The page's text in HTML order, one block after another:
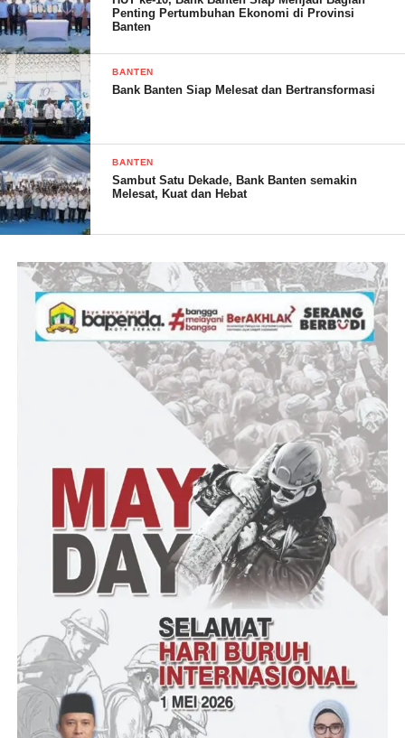
memproses dan menangkap para pelaku tersebut,agar saya
mendapatkan keadilan yang seadil-adilnya agar para pelaku di
proses sesuai ketentuan Hukum dan saya mohon agar pelaku
dihukum dengan seberat-beratnya.
Dalam hal ini Kuasa Hukum Fandi Achmad Advokat Ujang
Kosasih S.H & Partner telah diketahui rekam jejaknya telah
dikenal banyak orang membela wartawan yang teraniaya yang
dilakukan oleh oknum yang tidak bertanggung jawab dan
dirinya merasa geram dengan kejadian tersebut ” Miris hati saya
melihat kejadian pasca video viral tersebut”ujar nya.
Lebih lanjut Advokat Ujang Kosasih S.H mengatakan tentunya
saya akan mengambil langkah Hukum baik secara perdata atau
Pidana untuk membela kepentingan klien saya khusus nya
wartawan
Media Naungan PPWI agar masalah ini segera diproses seadil-
adilnya.
Saya berharap kejadian ini tidak terjadi lagi untuk kesekian
kalinya karena ini merupakan pelanggaran berat dimana profesi
Penting Pertumbuhan Ekonomi di Provinsi
Banten
BANTEN
Bank Banten Siap Melesat dan Bertransformasi
BANTEN
Sambut Satu Dekade, Bank Banten semakin
Melesat, Kuat dan Hebat